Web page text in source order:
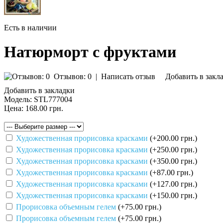
Есть в наличии
Натюрморт с фруктами
Отзывов: 0 | Написать отзыв
Добавить в
Добавить в закладки
Модель: STL777004
Цена: 168.00 грн.
Художественная прорисовка красками (+200.00 грн.)
Художественная прорисовка красками (+250.00 грн.)
Художественная прорисовка красками (+350.00 грн.)
Художественная прорисовка красками (+87.00 грн.)
Художественная прорисовка красками (+127.00 грн.)
Художественная прорисовка красками (+150.00 грн.)
Прорисовка объемным гелем (+75.00 грн.)
Прорисовка объемным гелем (+75.00 грн.)